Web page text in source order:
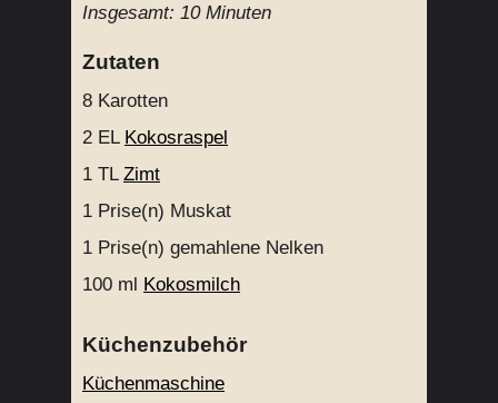
Insgesamt: 10 Minuten
Zutaten
8 Karotten
2 EL Kokosraspel
1 TL Zimt
1 Prise(n) Muskat
1 Prise(n) gemahlene Nelken
100 ml Kokosmilch
Küchenzubehör
Küchenmaschine